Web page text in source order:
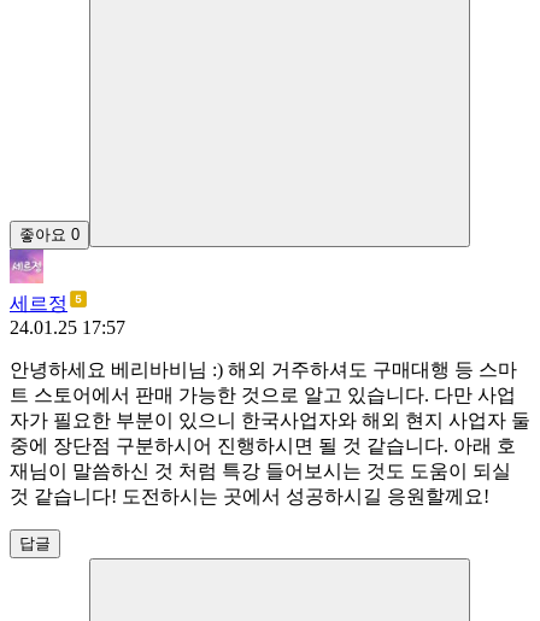
좋아요 0
세르정
24.01.25 17:57
안녕하세요 베리바비님 :) 해외 거주하셔도 구매대행 등 스마
트 스토어에서 판매 가능한 것으로 알고 있습니다. 다만 사업
자가 필요한 부분이 있으니 한국사업자와 해외 현지 사업자 둘
중에 장단점 구분하시어 진행하시면 될 것 같습니다. 아래 호
재님이 말씀하신 것 처럼 특강 들어보시는 것도 도움이 되실
것 같습니다! 도전하시는 곳에서 성공하시길 응원할께요!
답글